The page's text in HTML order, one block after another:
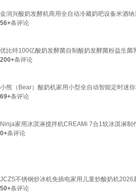
金润兴酸奶发酵机商用全自动冷藏奶吧设备米酒
56+条评论
优比特100亿酸奶发酵菌自制酸奶发酵菌粉益生
200+条评论
小熊（Bear）酸奶机家用小型全自动智能定时迷
69+条评论
Ninja家用冰淇淋搅拌机CREAMi 7合1软冰淇淋
0+条评论
JCZS不锈钢炒冰机免插电家用儿童炒酸奶机
50+条评论